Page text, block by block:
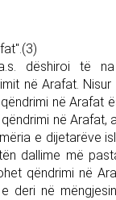
dëshiroi të
në Arafat.
në Arafat
në
e dijetarëve
dallime më
qëndrimi në
deri në